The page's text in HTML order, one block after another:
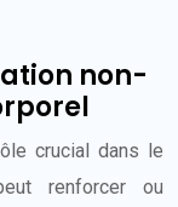
non-
crucial dans le
renforcer ou